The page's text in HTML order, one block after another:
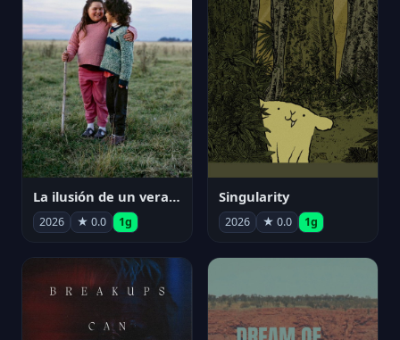
La ilusión de un verano sin fin
2026 ★ 0.0 1g
Singularity
2026 ★ 0.0 1g